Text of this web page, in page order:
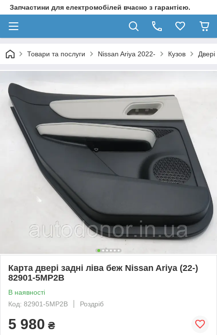
Запчастини для електромобілей вчасно з гарантією.
Товари та послуги Nissan Ariya 2022- Кузов Двері
Карта двері задні ліва беж Nissan Ariya (22-)
82901-5MP2B
В наявності
Код: 82901-5MP2B
Роздріб
5 980 ₴